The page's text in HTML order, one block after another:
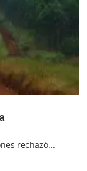
rechazó...